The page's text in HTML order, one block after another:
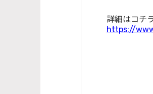
詳細はコチ
https://